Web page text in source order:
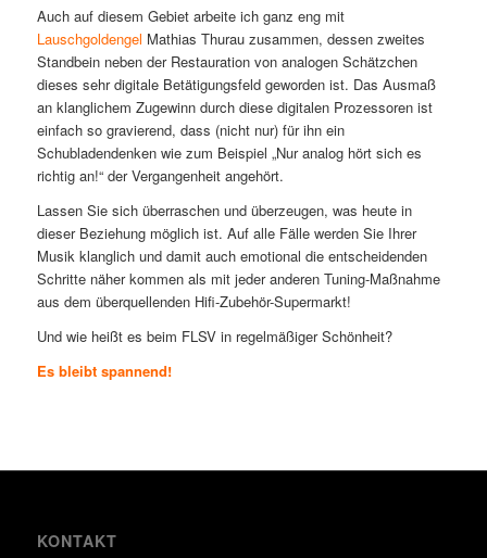
Auch auf diesem Gebiet arbeite ich ganz eng mit
Lauschgoldengel Mathias Thurau zusammen, dessen zweites
Standbein neben der Restauration von analogen Schätzchen
dieses sehr digitale Betätigungsfeld geworden ist. Das Ausmaß
an klanglichem Zugewinn durch diese digitalen Prozessoren ist
einfach so gravierend, dass (nicht nur) für ihn ein
Schubladendenken wie zum Beispiel „Nur analog hört sich es
richtig an!“ der Vergangenheit angehört.
Lassen Sie sich überraschen und überzeugen, was heute in
dieser Beziehung möglich ist. Auf alle Fälle werden Sie Ihrer
Musik klanglich und damit auch emotional die entscheidenden
Schritte näher kommen als mit jeder anderen Tuning-Maßnahme
aus dem überquellenden Hifi-Zubehör-Supermarkt!
Und wie heißt es beim FLSV in regelmäßiger Schönheit?
Es bleibt spannend!
KONTAKT